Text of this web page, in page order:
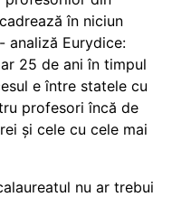
în niciun
analiză Eurydice:
25 de ani în timpul
e între statele cu
profesori încă de
și cele cu cele mai
nu ar trebui